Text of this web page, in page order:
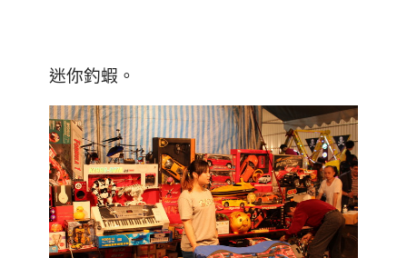
迷你釣蝦。